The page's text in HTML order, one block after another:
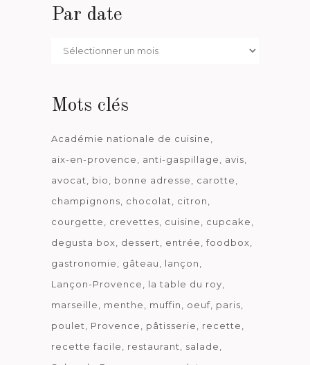
Par date
Par
Mots clés
Académie nationale de cuisine
aix-en-provence
anti-gaspillage
avis
avocat
bio bonne adresse
carotte
champignons
chocolat
citron
courgette
crevettes cuisine
cupcake
degusta box
dessert entrée
foodbox
gastronomie
gâteau
lançon
Lançon-Provence
la table du roy
marseille
menthe muffin oeuf paris
poulet
Provence pâtisserie
recette
recette facile
restaurant
salade